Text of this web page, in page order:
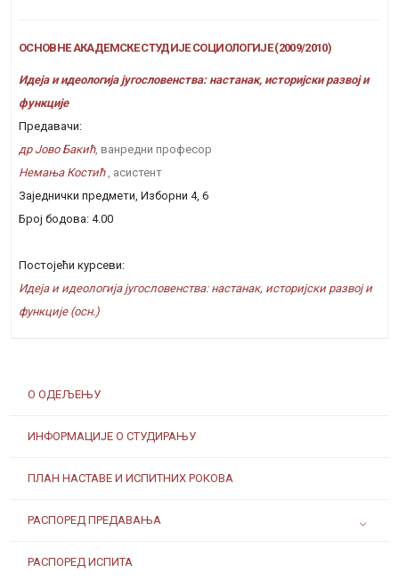
О ОДЕЉЕЊУ
ИНФОРМАЦИЈЕ О СТУДИРАЊУ
ПЛАН НАСТАВЕ И ИСПИТНИХ РОКОВА
РАСПОРЕД ПРЕДАВАЊА
РАСПОРЕД ИСПИТА
ОСНОВНЕ АКАДЕМСКЕ СТУДИЈЕ СОЦИОЛОГИЈЕ (2009/2010)
Идеја и идеологија југословенства: настанак, историјски развој и
функције
Предавачи:
др Јово Бакић, ванредни професор
Немања Костић, асистент
Заједнички предмети, Изборни 4, 6
Број бодова: 4.00
Постојећи курсеви:
Идеја и идеологија југословенства: настанак, историјски развој и
функције (осн.)